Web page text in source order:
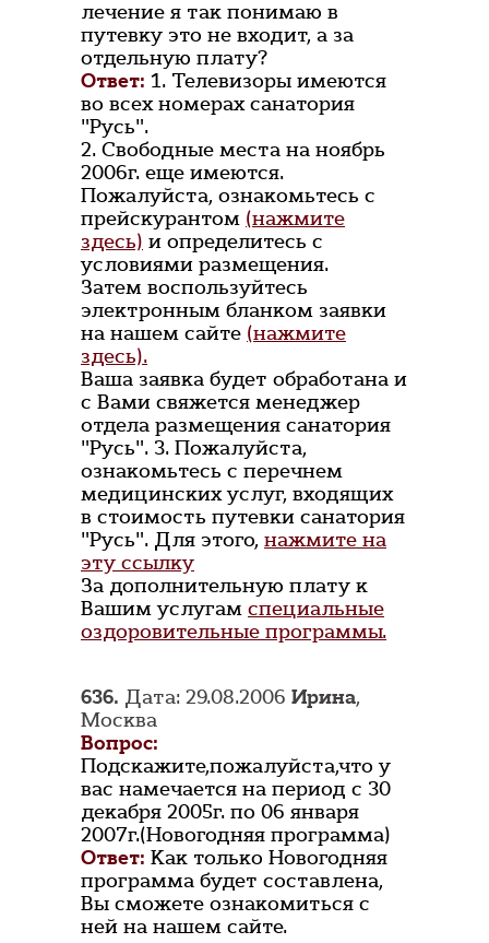
лечение я так понимаю в
путевку это не входит, а за
отдельную плату?
Ответ: 1. Телевизоры имеются
во всех номерах санатория
"Русь".
2. Свободные места на ноябрь
2006г. еще имеются.
Пожалуйста, ознакомьтесь с
прейскурантом (нажмите
здесь) и определитесь с
условиями размещения.
Затем воспользуйтесь
электронным бланком заявки
на нашем сайте (нажмите
здесь).
Ваша заявка будет обработана и
с Вами свяжется менеджер
отдела размещения санатория
"Русь". 3. Пожалуйста,
ознакомьтесь с перечнем
медицинских услуг, входящих
в стоимость путевки санатория
"Русь". Для этого, нажмите на
эту ссылку
За дополнительную плату к
Вашим услугам специальные
оздоровительные программы.
636. Дата: 29.08.2006 Ирина,
Москва
Вопрос:
Подскажите,пожалуйста,что у
вас намечается на период с 30
декабря 2005г. по 06 января
2007г.(Новогодняя программа)
Ответ: Как только Новогодняя
программа будет составлена,
Вы сможете ознакомиться с
ней на нашем сайте.